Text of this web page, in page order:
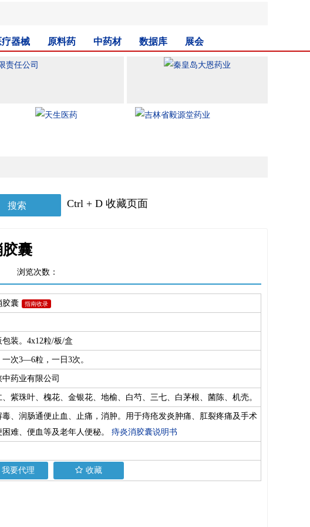
疗器械 原料药 中药材 数据库 展会
Ctrl + D 收藏页面
囊
浏览次数：
胶囊 指南收录
包装。4x12粒/板/盒
一次3—6粒，一日3次。
中药业有限公司
、紫珠叶、槐花、金银花、地榆、白芍、三七、白茅根、菌陈、机壳。
毒、润肠通便止血、止痛，消肿。用于痔疮发炎肿痛、肛裂疼痛及手术
困难、便血等及老年人便秘。 痔炎消胶囊说明书
我要代理 收藏